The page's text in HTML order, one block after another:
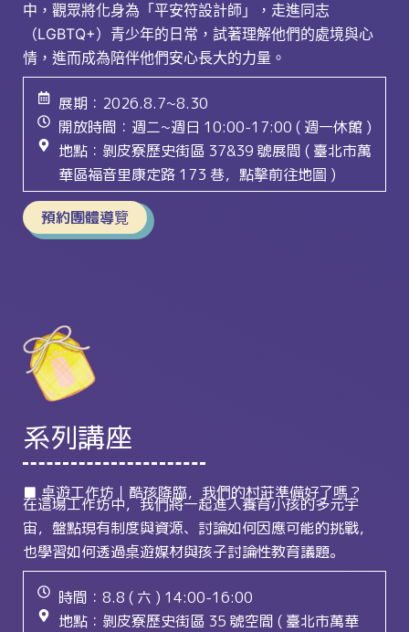
中，觀眾將化身為「平安符設計師」，走進同志
（LGBTQ+）青少年的日常，試著理解他們的處境與心
情，進而成為陪伴他們安心長大的力量。
展期：2026.8.7~8.30
開放時間：週二~週日 10:00-17:00 ( 週一休館 )
地點：剝皮寮歷史街區 37&39 號展間 ( 臺北市萬
華區福音里康定路 173 巷，點擊前往地圖 )
預約團體導覽
系列講座
■ 桌遊工作坊｜酷孩降臨，我們的村莊準備好了嗎？
在這場工作坊中，我們將一起進入養育小孩的多元宇
宙，盤點現有制度與資源、討論如何因應可能的挑戰，
也學習如何透過桌遊媒材與孩子討論性教育議題。
時間：8.8 ( 六 ) 14:00-16:00
地點：剝皮寮歷史街區 35 號空間 ( 臺北市萬華